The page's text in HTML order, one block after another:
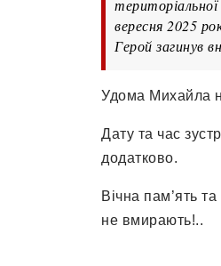
вересня 2025
Герой загинув
Удома Михайла
Дату та час
додатково.
Вічна пам’ять
не вмирають!..